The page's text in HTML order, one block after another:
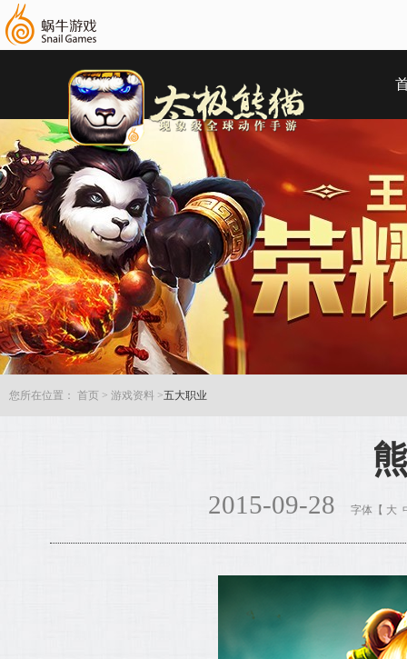
您所在位置： 首页 > 游戏资料 >五大职业
2015-09-28 字体【 大